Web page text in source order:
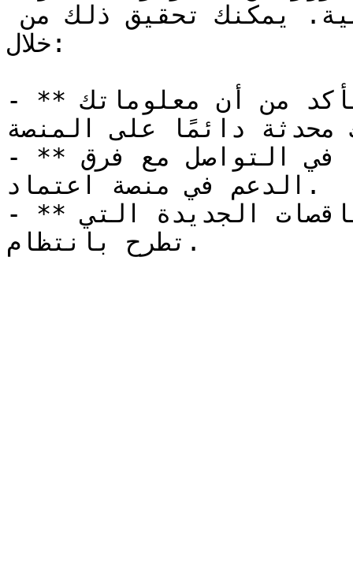
المستقبلي مع الجهات الحكومية. يمكنك تحقيق ذلك من
خلال:
- **تحديث المعلومات**: تأكد من أن معلوماتك
محدثة دائمًا على المنصة.
- **البقاء على اتصال**: لا تتردد في التواصل مع فرق
الدعم في منصة اعتماد.
- **استغلال الفرص**: تابع المناقصات الجديدة التي
تطرح بانتظام.